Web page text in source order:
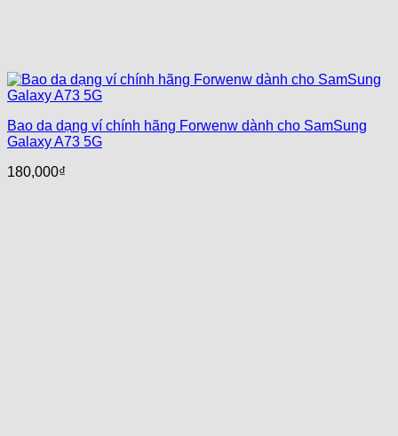
Bao da dạng ví chính hãng Forwenw dành cho SamSung
Galaxy A73 5G
180,000₫